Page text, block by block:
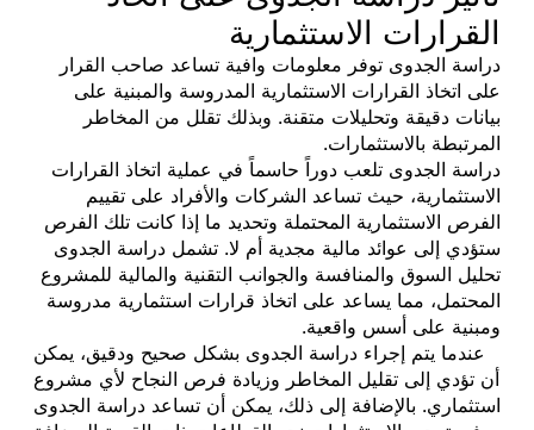
القرارات الاستثمارية
دراسة الجدوى توفر معلومات وافية تساعد صاحب القرار
على اتخاذ القرارات الاستثمارية المدروسة والمبنية على
بيانات دقيقة وتحليلات متقنة. وبذلك تقلل من المخاطر
المرتبطة بالاستثمارات.
دراسة الجدوى تلعب دوراً حاسماً في عملية اتخاذ القرارات
الاستثمارية، حيث تساعد الشركات والأفراد على تقييم
الفرص الاستثمارية المحتملة وتحديد ما إذا كانت تلك الفرص
ستؤدي إلى عوائد مالية مجدية أم لا. تشمل دراسة الجدوى
تحليل السوق والمنافسة والجوانب التقنية والمالية للمشروع
المحتمل، مما يساعد على اتخاذ قرارات استثمارية مدروسة
ومبنية على أسس واقعية.
عندما يتم إجراء دراسة الجدوى بشكل صحيح ودقيق، يمكن
أن تؤدي إلى تقليل المخاطر وزيادة فرص النجاح لأي مشروع
استثماري. بالإضافة إلى ذلك، يمكن أن تساعد دراسة الجدوى